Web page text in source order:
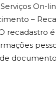
On-
–
recadastro